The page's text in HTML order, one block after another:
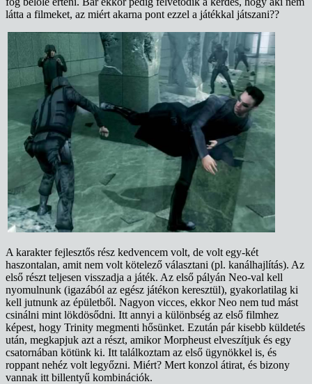
látta a filmeket, az miért akarna pont ezzel a játékkal játszani??
A karakter fejlesztős rész kedvencem volt, de volt egy-két
haszontalan, amit nem volt kötelező választani (pl. kanálhajlítás). Az
első részt teljesen visszadja a játék. Az első pályán Neo-val kell
nyomulnunk (igazából az egész játékon keresztül), gyakorlatilag ki
kell jutnunk az épületből. Nagyon vicces, ekkor Neo nem tud mást
csinálni mint lökdösődni. Itt annyi a különbség az első filmhez
képest, hogy Trinity megmenti hősünket. Ezután pár kisebb küldetés
után, megkapjuk azt a részt, amikor Morpheust elveszítjuk és egy
csatornában kötünk ki. Itt találkoztam az első ügynökkel is, és
roppant nehéz volt legyőzni. Miért? Mert konzol átirat, és bizony
vannak itt billentyű kombinációk.